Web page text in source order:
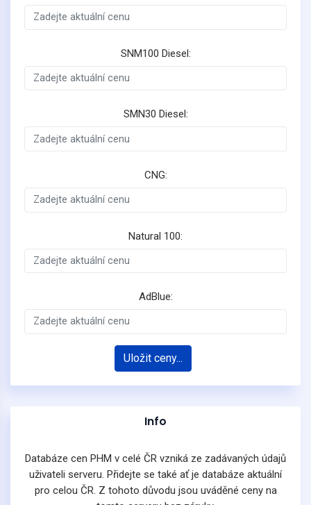
SNM100 Diesel:
SMN30 Diesel:
CNG:
Natural 100:
AdBlue:
Uložit ceny...
Info
Databáze cen PHM v celé ČR vzniká ze zadávaných údajů
uživateli serveru. Přidejte se také ať je databáze aktuální
pro celou ČR. Z tohoto důvodu jsou uváděné ceny na